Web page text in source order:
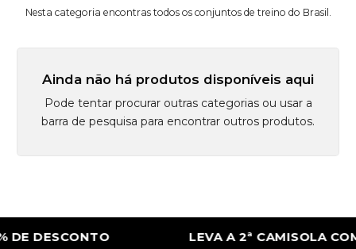
Nesta categoria encontras todos os conjuntos de treino do Brasil.
Ainda não há produtos disponíveis aqui
Pode tentar procurar outras categorias ou usar a
barra de pesquisa para encontrar outros produtos.
DESCONTO LEVA A 2ª CAMISOLA